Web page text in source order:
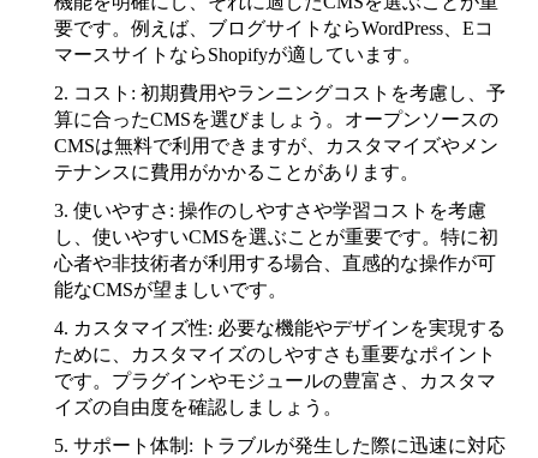
要です。例えば、ブログサイトならWordPress、Eコ
マースサイトならShopifyが適しています。
コスト : 初期費用やランニングコストを考慮し、予
算に合ったCMSを選びましょう。オープンソースの
CMSは無料で利用できますが、カスタマイズやメン
テナンスに費用がかかることがあります。
使いやすさ : 操作のしやすさや学習コストを考慮
し、使いやすいCMSを選ぶことが重要です。特に初
心者や非技術者が利用する場合、直感的な操作が可
能なCMSが望ましいです。
カスタマイズ性: 必要な機能やデザインを実現する
ために、カスタマイズのしやすさも重要なポイント
です。プラグインやモジュールの豊富さ、カスタマ
イズの自由度を確認しましょう。
サポート体制 : トラブルが発生した際に迅速に対応